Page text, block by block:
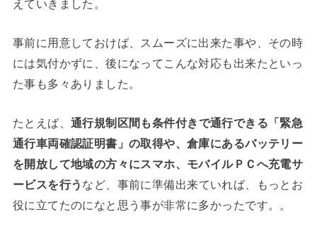
事前に用意しておけば、スムーズに出来た事や、その時
には気付かずに、後になってこんな対応も出来たといっ
た事も多々ありました。
たとえば、 通行規制区間も条件付きで通行できる「緊急
通行車両確認証明書」の取得や、倉庫にあるバッテリー
を開放して地域の方々にスマホ、モバイルＰＣへ充電サ
ービスを行うなど、事前に準備出来ていれば、もっとお
役に立てたのになと思う事が非常に多かったです。。